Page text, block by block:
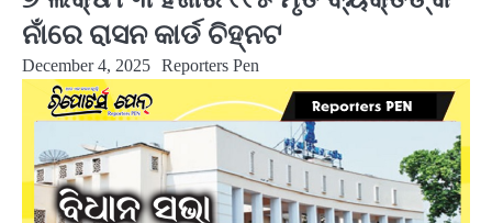
ନାଁରେ ରାସନ କାର୍ଡ ଚିହ୍ନଟ
December 4, 2025 Reporters Pen